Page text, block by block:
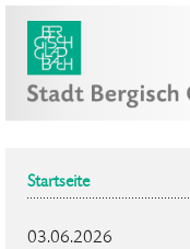
Startseite
03.06.2026